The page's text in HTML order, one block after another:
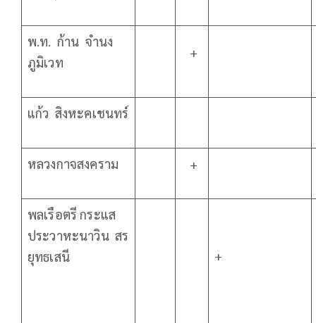
พ.ท. ก้าน จำนง
ภูมิเวท
+
แก้ว สิงหะคเชนทร์
หลวงกาจสงคราม +
พลเรือตรี กระแส
ประวาหะนาวิน สร
ยุทธเสนี
+